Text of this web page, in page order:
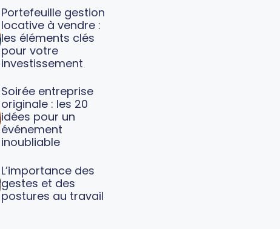
Portefeuille gestion
locative à vendre :
les éléments clés
pour votre
investissement
Soirée entreprise
originale : les 20
idées pour un
événement
inoubliable
L’importance des
gestes et des
postures au travail